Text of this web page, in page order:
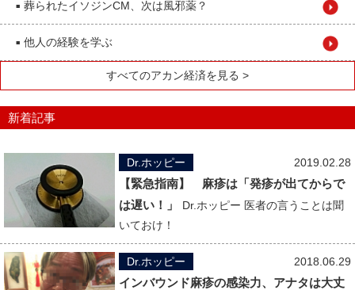
■ 葬られたイソジンCM、次は風邪薬？
■ 他人の経験を学ぶ
すべてのアカン経済を見る >
新着記事
2019.02.28
Dr.ホッピー
【緊急指南】 麻疹は「発疹が出てからで
は遅い！」
Dr.ホッピー 医者の言うことは聞
いておけ！
2018.06.29
Dr.ホッピー
インバウンド麻疹の感染力、アナタは大丈